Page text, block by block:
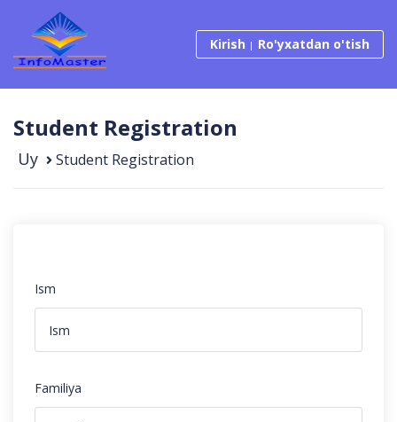
Tarkibga o‘tish
Kirish Ro'yxatdan o'tish
Student Registration
Uy Student Registration
Ism
Familiya